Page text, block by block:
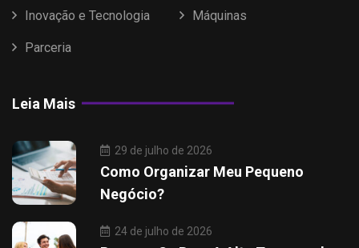
Inovação e Tecnologia Máquinas
Parceria
Leia Mais
29 de julho de 2026
Como Organizar Meu Pequeno
Negócio?
24 de julho de 2026